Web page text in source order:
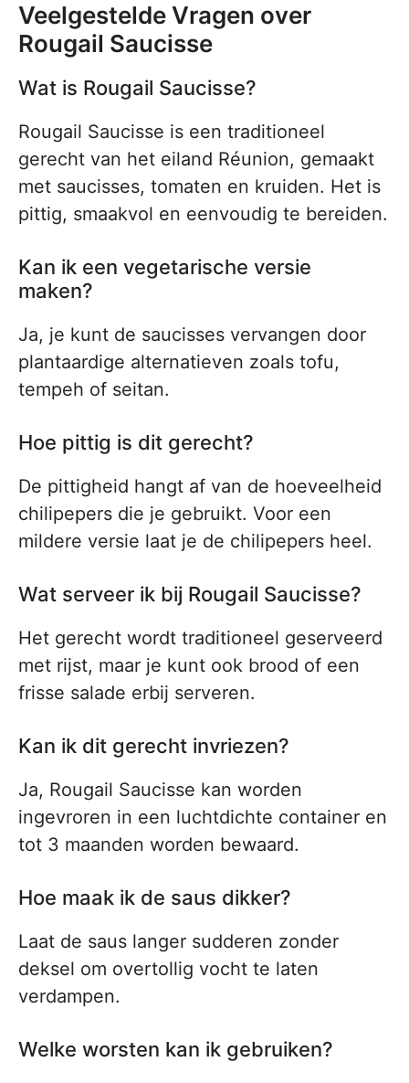
Veelgestelde Vragen over
Rougail Saucisse
Wat is Rougail Saucisse?
Rougail Saucisse is een traditioneel
gerecht van het eiland Réunion, gemaakt
met saucisses, tomaten en kruiden. Het is
pittig, smaakvol en eenvoudig te bereiden.
Kan ik een vegetarische versie
maken?
Ja, je kunt de saucisses vervangen door
plantaardige alternatieven zoals tofu,
tempeh of seitan.
Hoe pittig is dit gerecht?
De pittigheid hangt af van de hoeveelheid
chilipepers die je gebruikt. Voor een
mildere versie laat je de chilipepers heel.
Wat serveer ik bij Rougail Saucisse?
Het gerecht wordt traditioneel geserveerd
met rijst, maar je kunt ook brood of een
frisse salade erbij serveren.
Kan ik dit gerecht invriezen?
Ja, Rougail Saucisse kan worden
ingevroren in een luchtdichte container en
tot 3 maanden worden bewaard.
Hoe maak ik de saus dikker?
Laat de saus langer sudderen zonder
deksel om overtollig vocht te laten
verdampen.
Welke worsten kan ik gebruiken?